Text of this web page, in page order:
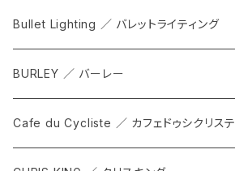
CITADEL
WPRT
DEX
ALL
サドル
カンビウム
Bullet Lighting ／ バレットライティング
BURLEY ／ バーレー
Cafe du Cycliste ／ カフェドゥシクリステ